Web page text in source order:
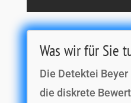
Was wir für Sie
Die Detektei
die diskrete